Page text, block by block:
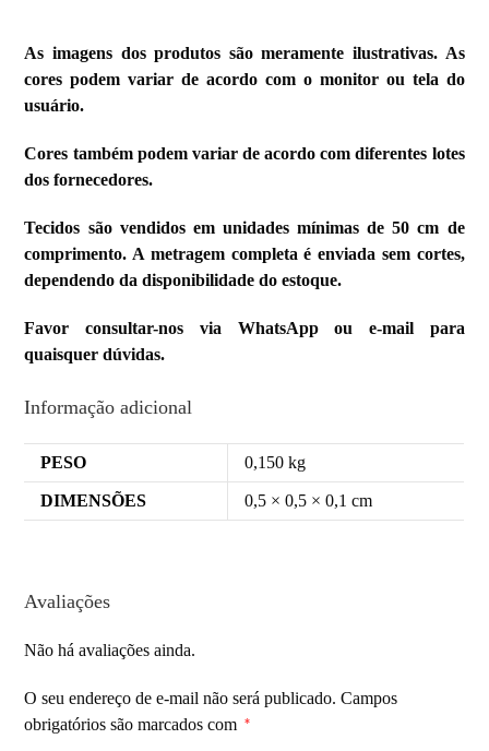
As imagens dos produtos são meramente ilustrativas. As
cores podem variar de acordo com o monitor ou tela do
usuário.
Cores também podem variar de acordo com diferentes lotes
dos fornecedores.
Tecidos são vendidos em unidades mínimas de 50 cm de
comprimento. A metragem completa é enviada sem cortes,
dependendo da disponibilidade do estoque.
Favor consultar-nos via WhatsApp ou e-mail para
quaisquer dúvidas.
Informação adicional
PESO 0,150 kg
DIMENSÕES 0,5 × 0,5 × 0,1 cm
Avaliações
Não há avaliações ainda.
O seu endereço de e-mail não será publicado. Campos
obrigatórios são marcados com
*